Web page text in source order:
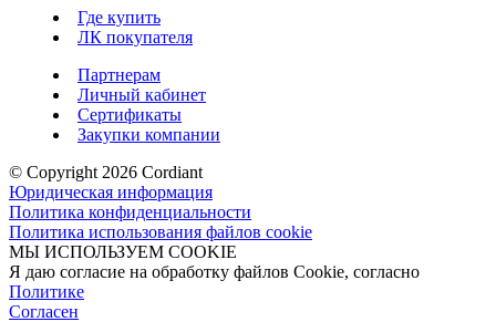
Где купить
ЛК покупателя
Партнерам
Личный кабинет
Сертификаты
Закупки компании
© Copyright 2026 Cordiant
Юридическая информация
Политика конфиденциальности
Политика использования файлов cookie
МЫ ИСПОЛЬЗУЕМ COOKIE
Я даю согласие на обработку файлов Cookie, согласно
Политике
Согласен